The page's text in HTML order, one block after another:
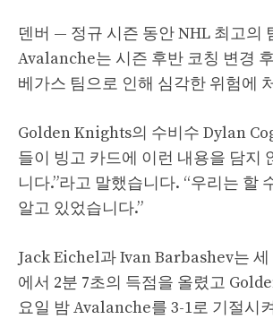
덴버 — 정규 시즌 동안 NHL 최고의
Avalanche는 시즌 후반 코칭 변경
베가스 팀으로 인해 심각한 위험에
Golden Knights의 수비수 Dylan
들이 빙고 카드에 이런 내용을 담지
니다.”라고 말했습니다. “우리는 할
알고 있었습니다.”
Jack Eichel과 Ivan Barbashev는
에서 2분 7초의 득점을 올렸고
요일 밤 Avalanche를 3-1로 기절시